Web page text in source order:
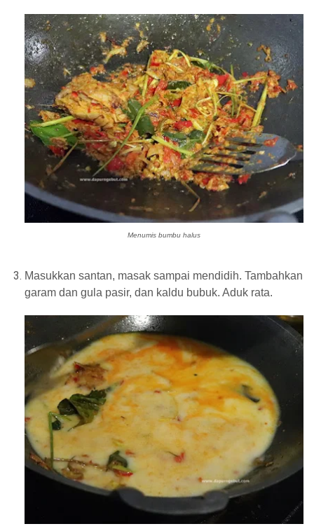
Menumis bumbu halus
Masukkan santan, masak sampai mendidih. Tambahkan
garam dan gula pasir, dan kaldu bubuk. Aduk rata.